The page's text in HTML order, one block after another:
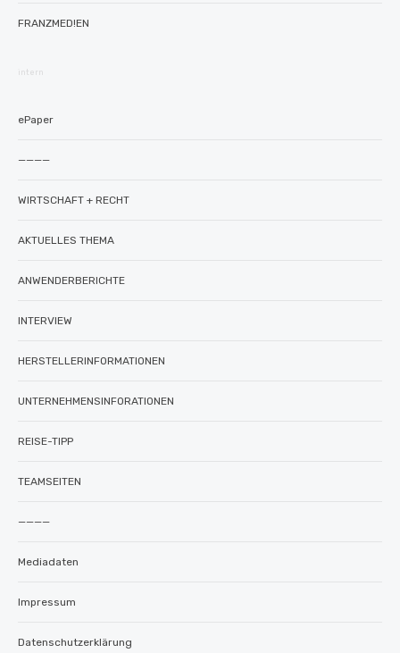
FRANZMED!EN
intern
ePaper
————
WIRTSCHAFT + RECHT
AKTUELLES THEMA
ANWENDERBERICHTE
INTERVIEW
HERSTELLERINFORMATIONEN
UNTERNEHMENSINFORATIONEN
REISE-TIPP
TEAMSEITEN
————
Mediadaten
Impressum
Datenschutzerklärung